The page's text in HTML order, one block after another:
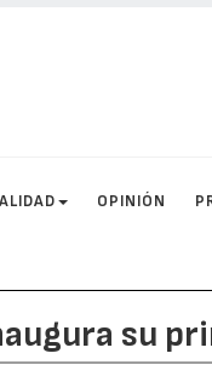
OPINIÓN
su